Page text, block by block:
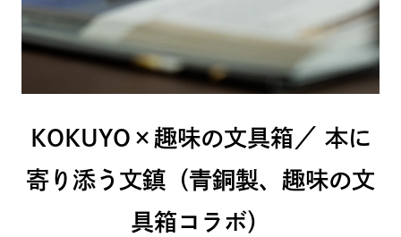
KOKUYO×趣味の文具箱／ 本に
寄り添う文鎮（青銅製、趣味の文
具箱コラボ）